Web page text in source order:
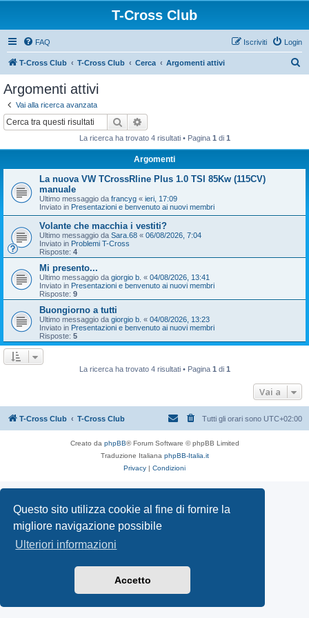
Questo sito utilizza cookie al fine di fornire la
migliore navigazione possibile
Ulteriori informazioni
Accetto
T-Cross Club
FAQ Login
Iscriviti
T-Cross Club T-Cross Club Cerca Argomenti attivi
Argomenti attivi
Vai alla ricerca avanzata
Cerca
La ricerca ha trovato 4 risultati • Pagina 1 di 1
Argomenti
La nuova VW TCrossRline Plus 1.0 TSI 85Kw (115CV)
manuale
Ultimo messaggio da francyg « ieri, 17:09
Inviato in Presentazioni e benvenuto ai nuovi membri
Volante che macchia i vestiti?
Ultimo messaggio da Sara.68 « 06/08/2026, 7:04
Inviato in Problemi T-Cross
Risposte: 4
Mi presento...
Ultimo messaggio da giorgio b. « 04/08/2026, 13:41
Inviato in Presentazioni e benvenuto ai nuovi membri
Risposte: 9
Buongiorno a tutti
Ultimo messaggio da giorgio b. « 04/08/2026, 13:23
Inviato in Presentazioni e benvenuto ai nuovi membri
Risposte: 5
La ricerca ha trovato 4 risultati • Pagina 1 di 1
Vai a
T-Cross Club T-Cross Club Tutti gli orari sono UTC+02:00
Creato da phpBB® Forum Software © phpBB Limited
Traduzione Italiana phpBB-Italia.it
Privacy | Condizioni